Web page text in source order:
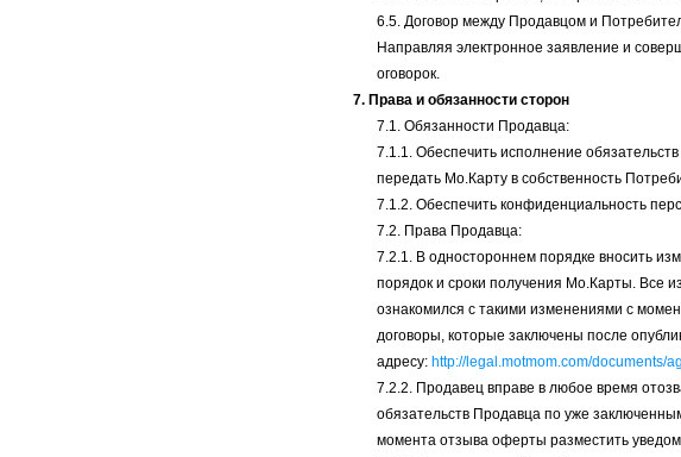
6.5. Договор между Продавцом и
Направляя электронное заявление и
оговорок.
7. Права и обязанности сторон
7.1. Обязанности Продавца:
7.1.1. Обеспечить исполнение
передать Мо.Карту в собственность
7.1.2. Обеспечить конфиденциальность
7.2. Права Продавца:
7.2.1. В одностороннем порядке вносить
порядок и сроки получения Мо.Карты. Все
ознакомился с такими изменениями с
договоры, которые заключены после
адресу: http://legal.motmom.com/documents/
7.2.2. Продавец вправе в любое время
обязательств Продавца по уже
момента отзыва оферты разместить